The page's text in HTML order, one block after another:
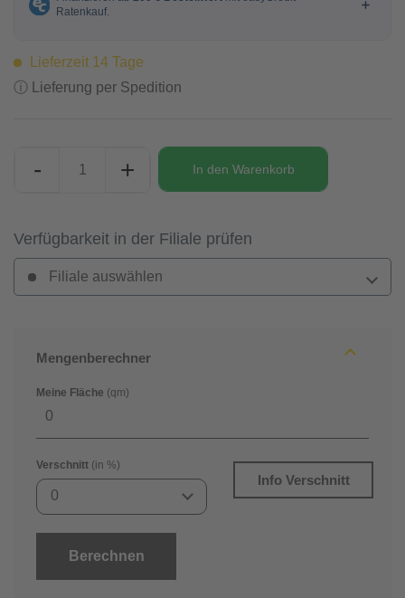
Lieferzeit 14 Tage
ⓘ Lieferung per Spedition
- + In den Warenkorb
Verfügbarkeit in der Filiale prüfen
Filiale auswählen
Mengenberechner
Meine Fläche (qm)
Verschnitt (in %)
0
Info Verschnitt
Berechnen